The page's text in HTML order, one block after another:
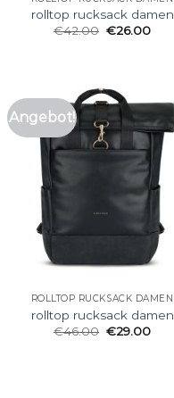
rolltop rucksack damen
€42.00 €26.00
Angebot!
ROLLTOP RUCKSACK DAMEN
rolltop rucksack damen
€46.00 €29.00